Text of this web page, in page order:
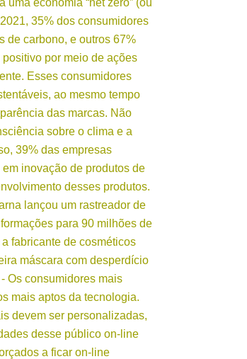
uma economia “net zero” (ou
35% dos consumidores
de carbono, e outros 67%
por meio de ações
Esses consumidores
ao mesmo tempo
das marcas. Não
sobre o clima e a
39% das empresas
inovação de produtos de
desses produtos.
lançou um rastreador de
para 90 milhões de
fabricante de cosméticos
máscara com desperdício
Os consumidores mais
mais aptos da tecnologia.
devem ser personalizadas,
desse público on-line
a ficar on-line